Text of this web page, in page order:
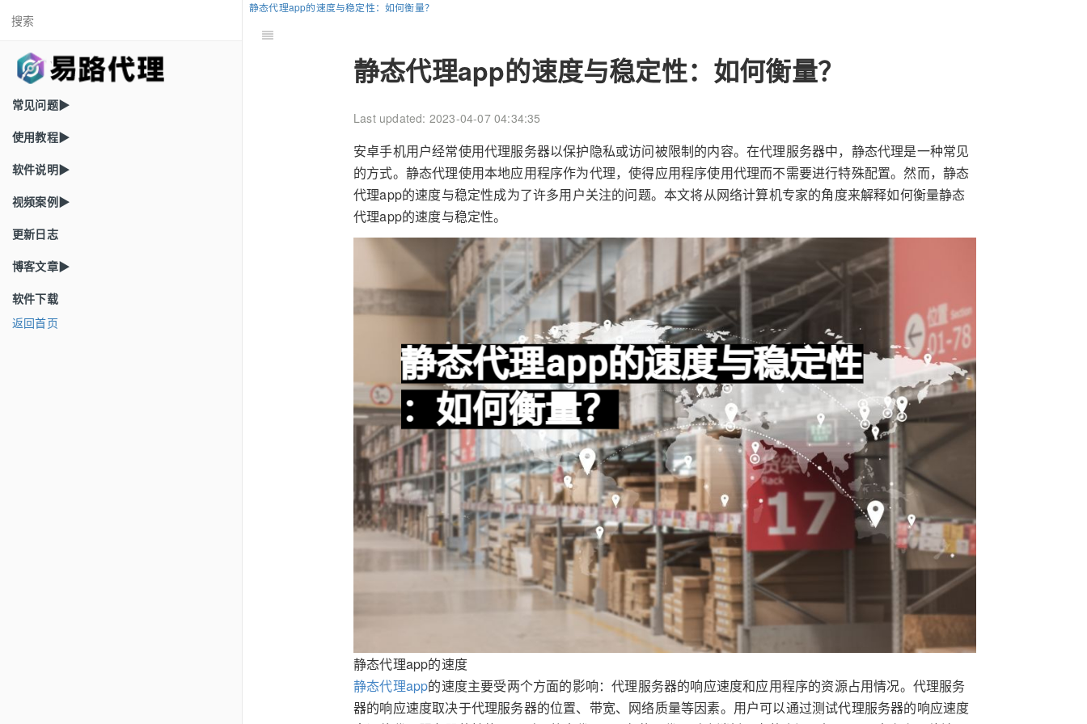
常见问题▶
使用教程▶
软件说明▶
视频案例▶
更新日志
博客文章▶
软件下载
返回首页
静态代理app的速度与稳定性：如何衡量？
静态代理app的速度与稳定性：如何衡量？
Last updated: 2023-04-07 04:34:35
安卓手机用户经常使用代理服务器以保护隐私或访问被限制的内容。在代理服务器中，静态代理是一种常见
的方式。静态代理使用本地应用程序作为代理，使得应用程序使用代理而不需要进行特殊配置。然而，静态
代理app的速度与稳定性成为了许多用户关注的问题。本文将从网络计算机专家的角度来解释如何衡量静态
代理app的速度与稳定性。
静态代理app的速度
静态代理app的速度主要受两个方面的影响：代理服务器的响应速度和应用程序的资源占用情况。代理服务
器的响应速度取决于代理服务器的位置、带宽、网络质量等因素。用户可以通过测试代理服务器的响应速度